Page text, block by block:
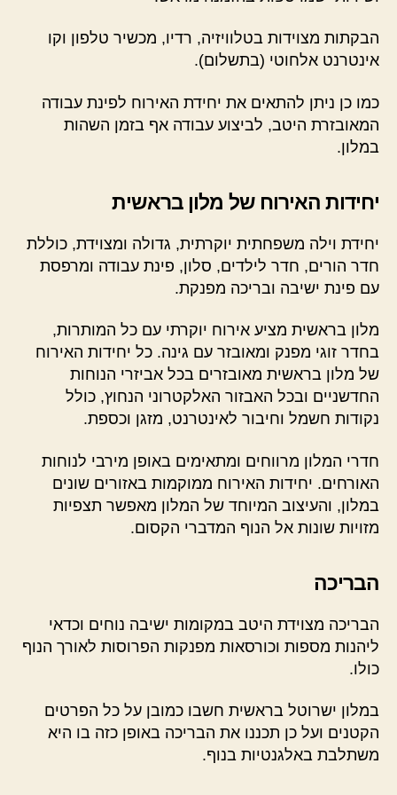
הבקתות מצוידות בטלוויזיה, רדיו, מכשיר טלפון וקו
אינטרנט אלחוטי (בתשלום).
כמו כן ניתן להתאים את יחידת האירוח לפינת עבודה
המאובזרת היטב, לביצוע עבודה אף בזמן השהות
במלון.
יחידות האירוח של מלון בראשית
יחידת וילה משפחתית יוקרתית, גדולה ומצוידת, כוללת
חדר הורים, חדר לילדים, סלון, פינת עבודה ומרפסת
עם פינת ישיבה ובריכה מפנקת.
מלון בראשית מציע אירוח יוקרתי עם כל המותרות,
בחדר זוגי מפנק ומאובזר עם גינה. כל יחידות האירוח
של מלון בראשית מאובזרים בכל אביזרי הנוחות
החדשניים ובכל האבזור האלקטרוני הנחוץ, כולל
נקודות חשמל וחיבור לאינטרנט, מזגן וכספת.
חדרי המלון מרווחים ומתאימים באופן מירבי לנוחות
האורחים. יחידות האירוח ממוקמות באזורים שונים
במלון, והעיצוב המיוחד של המלון מאפשר תצפיות
מזויות שונות אל הנוף המדברי הקסום.
הבריכה
הבריכה מצוידת היטב במקומות ישיבה נוחים וכדאי
ליהנות מספות וכורסאות מפנקות הפרוסות לאורך הנוף
כולו.
במלון ישרוטל בראשית חשבו כמובן על כל הפרטים
הקטנים ועל כן תכננו את הבריכה באופן כזה בו היא
משתלבת באלגנטיות בנוף.